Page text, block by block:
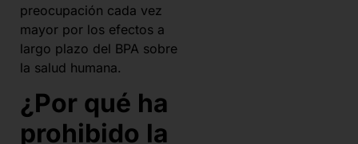
preocupación cada vez
mayor por los efectos a
largo plazo del BPA sobre
la salud humana.
¿Por qué ha
prohibido la